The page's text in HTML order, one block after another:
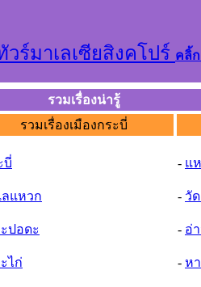
วร์มาเลเซียสิงคโปร์ คลิ้
รวมเรื่องน่ารู้
รวมเรื่องเมืองกระบี่
บี่
ลแหวก
ะปอดะ
ไก่
- แ
- วั
- อ่
- ห